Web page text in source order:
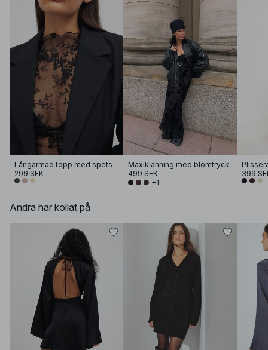
Långärmad topp med spets
299 SEK
Maxiklänning med blomtryck
499 SEK
+1
399
Andra har kollat på